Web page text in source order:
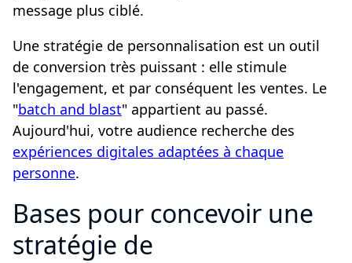
message plus ciblé.
Une stratégie de personnalisation est un outil
de conversion très puissant : elle stimule
l'engagement, et par conséquent les ventes. Le
"batch and blast" appartient au passé.
Aujourd'hui, votre audience recherche des
expériences digitales adaptées à chaque
personne.
Bases pour concevoir une
stratégie de